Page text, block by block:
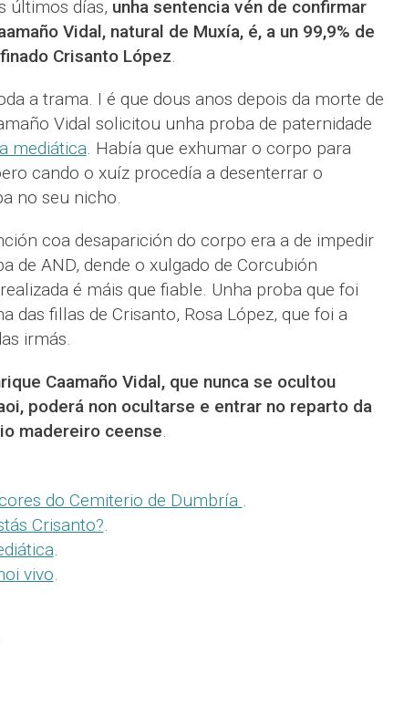
últimos días, unha sentencia vén de confirmar
Vidal, natural de Muxía, é, a un 99,9% de
Crisanto López.
a trama. I é que dous anos depois da morte de
Vidal solicitou unha proba de paternidade
mediática. Había que exhumar o corpo para
cando o xuíz procedía a desenterrar o
no seu nicho.
coa desaparición do corpo era a de impedir
de AND, dende o xulgado de Corcubión
é máis que fiable. Unha proba que foi
das fillas de Crisanto, Rosa López, que foi a
irmás.
Caamaño Vidal, que nunca se ocultou
poderá non ocultarse e entrar no reparto da
madereiro ceense.
do Cemiterio de Dumbría .
Crisanto?.
.
vivo.